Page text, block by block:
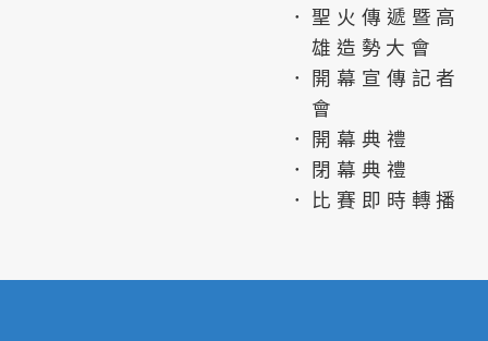
．聖火傳遞暨高
雄造勢大會
．開幕宣傳記者
會
．開幕典禮
．閉幕典禮
．比賽即時轉播